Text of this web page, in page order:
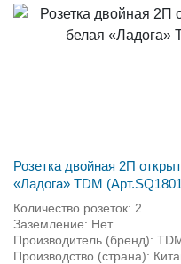
Розетка двойная 2П
«Ладога» TDM
Количество розеток: 2
Заземление: Нет
Производитель (бренд):
Производство (страна):